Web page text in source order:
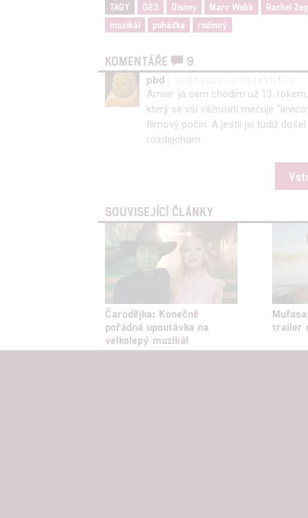
TAGY D23 Disney Marc Webb Rachel
muzikál
pohádka rodinný
KOMENTÁŘE
9
pbd
Arnier: já sem chodím už 13.
který se vší vážností mečuje
filmový počin. A jestli jsi tudíž
rozdejchám.
SOUVISEJÍCÍ ČLÁNKY
Čarodějka: Konečně
pořádná upoutávka na
velkolepý muzikál
trailer